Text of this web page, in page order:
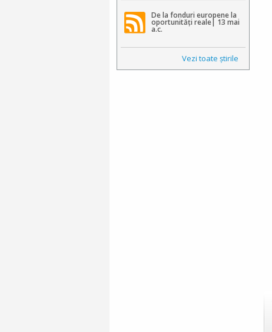
De la fonduri europene la
oportunități reale| 13 mai
a.c.
Vezi toate ştirile